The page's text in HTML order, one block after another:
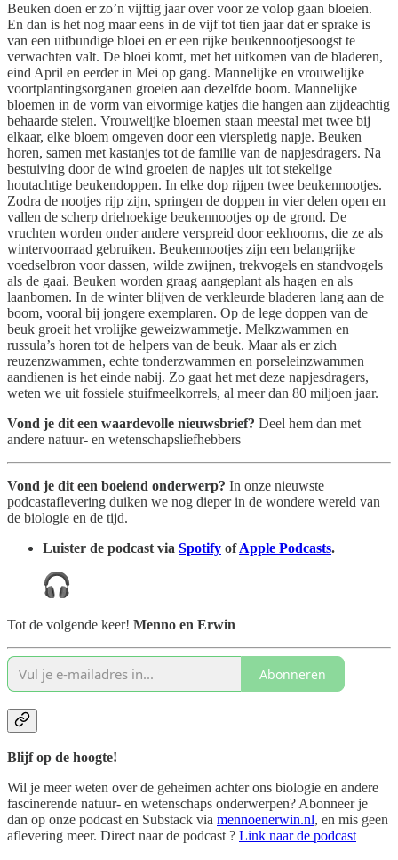
Beuken doen er zo’n vijftig jaar over voor ze volop gaan bloeien.
En dan is het nog maar eens in de vijf tot tien jaar dat er sprake is
van een uitbundige bloei en er een rijke beukennootjesoogst te
verwachten valt. De bloei komt, met het uitkomen van de bladeren,
eind April en eerder in Mei op gang. Mannelijke en vrouwelijke
voortplantingsorganen groeien aan dezelfde boom. Mannelijke
bloemen in de vorm van eivormige katjes die hangen aan zijdeachtig
behaarde stelen. Vrouwelijke bloemen staan meestal met twee bij
elkaar, elke bloem omgeven door een vierspletig napje. Beuken
horen, samen met kastanjes tot de familie van de napjesdragers. Na
bestuiving door de wind groeien de napjes uit tot stekelige
houtachtige beukendoppen. In elke dop rijpen twee beukennootjes.
Zodra de nootjes rijp zijn, springen de doppen in vier delen open en
vallen de scherp driehoekige beukennootjes op de grond. De
vruchten worden onder andere verspreid door eekhoorns, die ze als
wintervoorraad gebruiken. Beukennootjes zijn een belangrijke
voedselbron voor dassen, wilde zwijnen, trekvogels en standvogels
als de gaai. Beuken worden graag aangeplant als hagen en als
laanbomen. In de winter blijven de verkleurde bladeren lang aan de
boom, vooral bij jongere exemplaren. Op de lege doppen van de
beuk groeit het vrolijke geweizwammetje. Melkzwammen en
russula’s horen tot de helpers van de beuk. Maar als er zich
reuzenzwammen, echte tonderzwammen en porseleinzwammen
aandienen is het einde nabij. Zo gaat het met deze napjesdragers,
weten we uit fossiele stuifmeelkorrels, al meer dan 80 miljoen jaar.
Vond je dit een waardevolle nieuwsbrief? Deel hem dan met
andere natuur- en wetenschapsliefhebbers
Vond je dit een boeiend onderwerp? In onze nieuwste
podcastaflevering duiken we nog dieper in de wondere wereld van
de biologie en de tijd.
Luister de podcast via Spotify ofApple Podcasts.
Tot de volgende keer! Menno en Erwin
Abonneren
Blijf op de hoogte!
Wil je meer weten over de geheimen achter ons biologie en andere
fascinerende natuur- en wetenschaps onderwerpen? Abonneer je
dan op onze podcast en Substack via mennoenerwin.nl, en mis geen
aflevering meer. Direct naar de podcast ? Link naar de podcast